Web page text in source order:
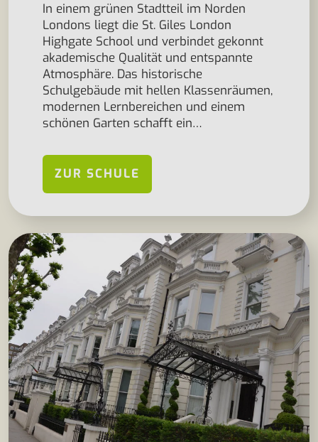
In einem grünen Stadtteil im Norden
Londons liegt die St. Giles London
Highgate School und verbindet gekonnt
akademische Qualität und entspannte
Atmosphäre. Das historische
Schulgebäude mit hellen Klassenräumen,
modernen Lernbereichen und einem
schönen Garten schafft ein…
ZUR SCHULE